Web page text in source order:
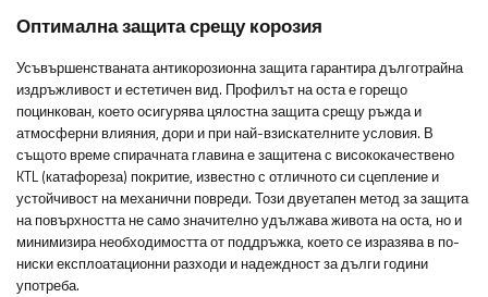
Оптимална защита срещу корозия
Усъвършенстваната антикорозионна защита гарантира дълготрайна
издръжливост и естетичен вид. Профилът на оста е горещо
поцинкован, което осигурява цялостна защита срещу ръжда и
атмосферни влияния, дори и при най-взискателните условия. В
същото време спирачната главина е защитена с висококачествено
KTL (катафореза) покритие, известно с отличното си сцепление и
устойчивост на механични повреди. Този двуетапен метод за защита
на повърхността не само значително удължава живота на оста, но и
минимизира необходимостта от поддръжка, което се изразява в по-
ниски експлоатационни разходи и надеждност за дълги години
употреба.